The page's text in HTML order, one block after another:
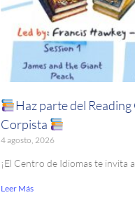
Haz parte del
Corpista
4 agosto, 2026
¡El Centro de Idiomas te invita
Leer Más